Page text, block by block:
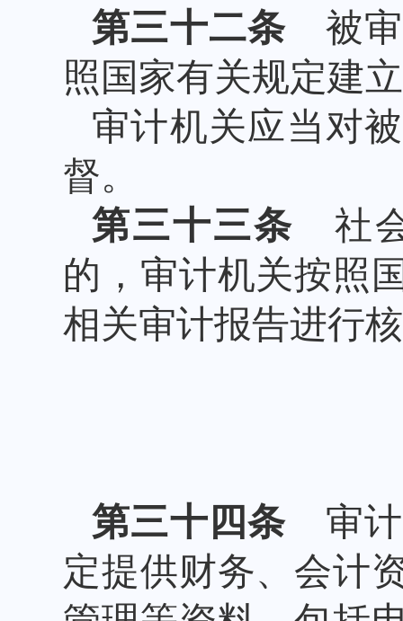
第三十二条 被审
照国家有关规定建
审计机关应当对
督。
第三十三条 社
的，审计机关按照
相关审计报告进行
第三十四条 审计
定提供财务、会计